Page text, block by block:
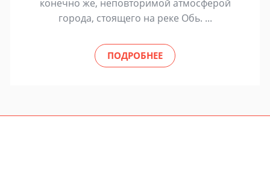
конечно же, неповторимой атмосферой
города, стоящего на реке Обь. ...
ПОДРОБНЕЕ